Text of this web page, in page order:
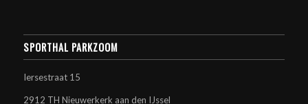
SPORTHAL PARKZOOM
Iersestraat 15
2912 TH Nieuwerkerk aan den IJssel